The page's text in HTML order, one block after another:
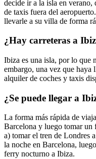
decide ir a la isla en verano,
de taxis fuera del
llevarle a su villa de forma
¿Hay carreteras a
Ibiza es una isla, por lo que
embargo, una vez que haya
alquiler de coches y taxis
¿Se puede llegar a
La forma más rápida de
Barcelona y luego tomar
a) tomar el tren de Londres
la noche en Barcelona,
ferry nocturno a Ibiza.